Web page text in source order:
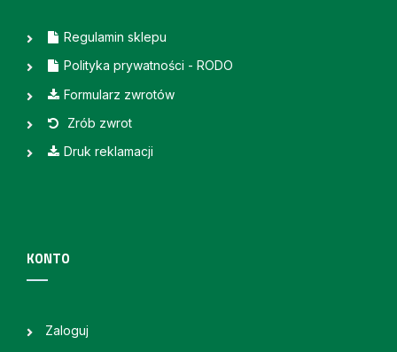
Regulamin sklepu
Polityka prywatności - RODO
Formularz zwrotów
Zrób zwrot
Druk reklamacji
KONTO
Zaloguj